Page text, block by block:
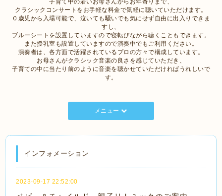
子育て中の若いお母さんからお年寄りまで、
クラシックコンサートをお手軽な料金で気軽に聴いていただけます。
０歳児から入場可能で、泣いても騒いでも気にせず自由に出入りできま
すし、
ブルーシートを設置していますので寝転びながら聴くこともできます。
また授乳室も設置していますので演奏中でもご利用ください。
演奏者は、各方面で活躍されているプロの方々で構成しています。
お母さんがクラシック音楽の良さを感じていただき、
子育ての中に当たり前のように音楽を聴かせていただければうれしいで
す。
メニュー
インフォメーション
2023-09-17 22:52:00